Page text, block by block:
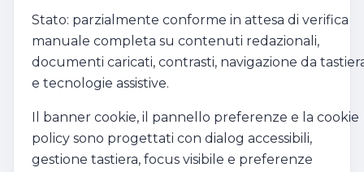
Stato: parzialmente conforme in attesa di verifica
manuale completa su contenuti redazionali,
documenti caricati, contrasti, navigazione da
e tecnologie assistive.
Il banner cookie, il pannello preferenze e la cookie
policy sono progettati con dialog accessibili,
gestione tastiera, focus visibile e preferenze